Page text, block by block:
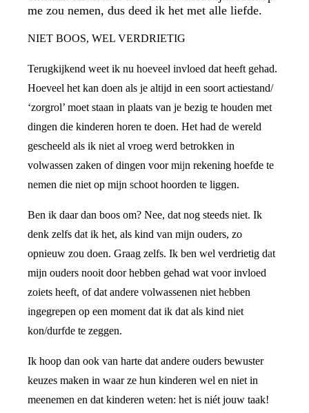
me zou nemen, dus deed ik het met alle liefde.
NIET BOOS, WEL VERDRIETIG
Terugkijkend weet ik nu hoeveel invloed dat heeft gehad.
Hoeveel het kan doen als je altijd in een soort actiestand/
‘zorgrol’ moet staan in plaats van je bezig te houden met
dingen die kinderen horen te doen. Het had de wereld
gescheeld als ik niet al vroeg werd betrokken in
volwassen zaken of dingen voor mijn rekening hoefde te
nemen die niet op mijn schoot hoorden te liggen.
Ben ik daar dan boos om? Nee, dat nog steeds niet. Ik
denk zelfs dat ik het, als kind van mijn ouders, zo
opnieuw zou doen. Graag zelfs. Ik ben wel verdrietig dat
mijn ouders nooit door hebben gehad wat voor invloed
zoiets heeft, of dat andere volwassenen niet hebben
ingegrepen op een moment dat ik dat als kind niet
kon/durfde te zeggen.
Ik hoop dan ook van harte dat andere ouders bewuster
keuzes maken in waar ze hun kinderen wel en niet in
meenemen en dat kinderen weten: het is niét jouw taak!